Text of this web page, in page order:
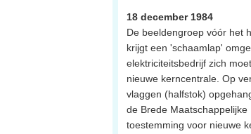
18 december 1984
De beeldengroep vóór het
krijgt een 'schaamlap'
elektriciteitsbedrijf zich
nieuwe kerncentrale. Op
vlaggen (halfstok)
de Brede
toestemming voor nieuwe